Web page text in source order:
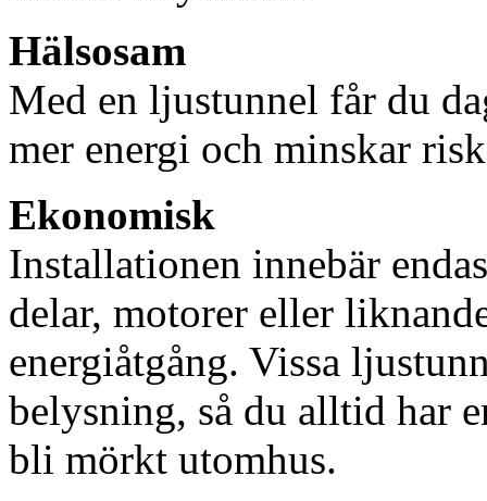
Hälsosam
Med en ljustunnel får du
mer energi och minskar
Ekonomisk
Installationen innebär
delar, motorer eller
energiåtgång. Vissa
belysning, så du alltid har
bli mörkt utomhus.